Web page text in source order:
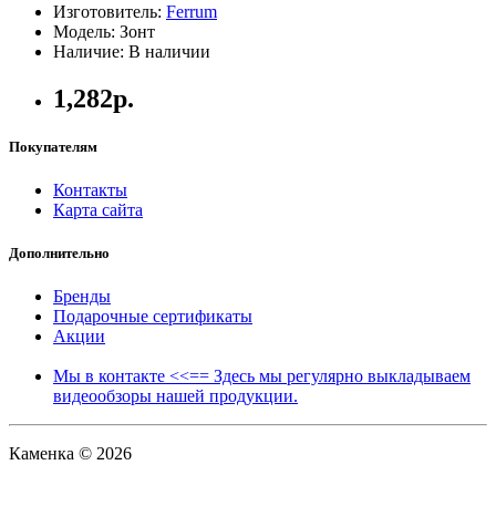
Изготовитель: Ferrum
Модель: Зонт
Наличие: В наличии
1,282р.
Покупателям
Контакты
Карта сайта
Дополнительно
Бренды
Подарочные сертификаты
Акции
Мы в контакте <<== Здесь мы регулярно выкладываем
видеообзоры нашей продукции.
Каменка © 2026